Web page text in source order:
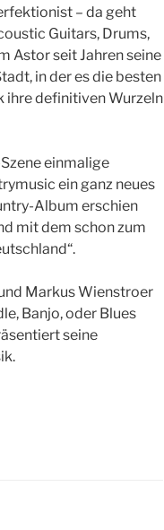
– da geht
Guitars, Drums,
Astor seit Jahren seine
in der es die besten
ihre definitiven Wurzeln
einmalige
ein ganz neues
Album erschien
mit dem schon zum
Markus Wienstroer
Banjo, oder Blues
seine